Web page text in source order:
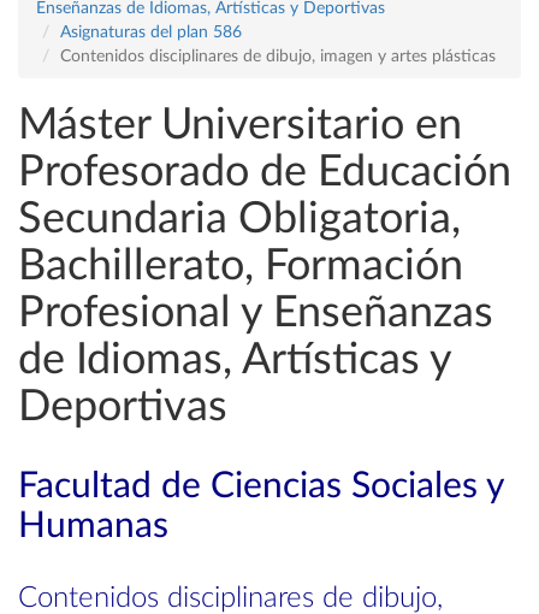
Enseñanzas de Idiomas, Artísticas y Deportivas
Asignaturas del plan 586
Contenidos disciplinares de dibujo, imagen y artes plásticas
Máster Universitario en
Profesorado de Educación
Secundaria Obligatoria,
Bachillerato, Formación
Profesional y Enseñanzas
de Idiomas, Artísticas y
Deportivas
Facultad de Ciencias Sociales y
Humanas
Contenidos disciplinares de dibujo,